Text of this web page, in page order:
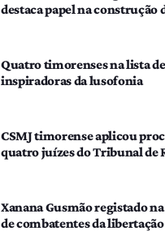
destaca papel na construção
Quatro timorenses na lista
inspiradoras da lusofonia
CSMJ timorense aplicou
quatro juízes do Tribunal de
Xanana Gusmão registado
de combatentes da